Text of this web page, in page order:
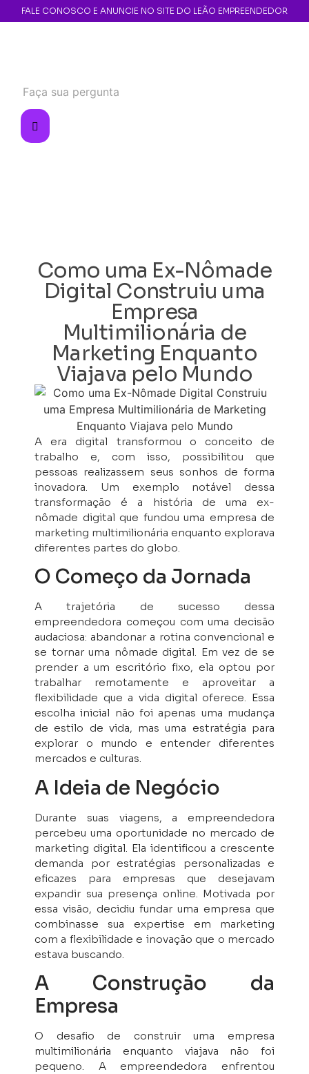
FALE CONOSCO E ANUNCIE NO SITE DO LEÃO EMPREENDEDOR
Como uma Ex-Nômade
Digital Construiu uma
Empresa
Multimilionária de
Marketing Enquanto
Viajava pelo Mundo
A era digital transformou o conceito de
trabalho e, com isso, possibilitou que
pessoas realizassem seus sonhos de forma
inovadora. Um exemplo notável dessa
transformação é a história de uma ex-
nômade digital que fundou uma empresa de
marketing multimilionária enquanto explorava
diferentes partes do globo.
O Começo da Jornada
A trajetória de sucesso dessa
empreendedora começou com uma decisão
audaciosa: abandonar a rotina convencional e
se tornar uma nômade digital. Em vez de se
prender a um escritório fixo, ela optou por
trabalhar remotamente e aproveitar a
flexibilidade que a vida digital oferece. Essa
escolha inicial não foi apenas uma mudança
de estilo de vida, mas uma estratégia para
explorar o mundo e entender diferentes
mercados e culturas.
A Ideia de Negócio
Durante suas viagens, a empreendedora
percebeu uma oportunidade no mercado de
marketing digital. Ela identificou a crescente
demanda por estratégias personalizadas e
eficazes para empresas que desejavam
expandir sua presença online. Motivada por
essa visão, decidiu fundar uma empresa que
combinasse sua expertise em marketing
com a flexibilidade e inovação que o mercado
estava buscando.
A Construção da
Empresa
O desafio de construir uma empresa
multimilionária enquanto viajava não foi
pequeno. A empreendedora enfrentou